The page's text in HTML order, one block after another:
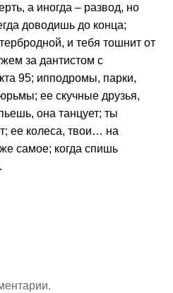
а иногда – развод, но
доводишь до конца;
и тебя тошнит от
за дантистом с
95; ипподромы, парки,
ее скучные друзья,
она танцует; ты
ее колеса, твои… на
самое; когда спишь